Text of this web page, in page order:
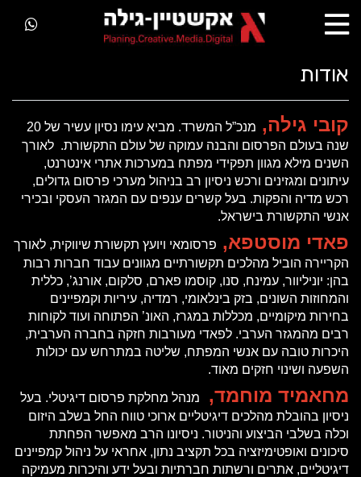
אודות
קובי גילה,
מנכ”ל המשרד. מביא עימו נסיון עשיר של 20
שנה בעולם הפרסום והבנה עמוקה של עולם התקשורת. לאורך
השנים מילא מגוון תפקידי מפתח במערכות אתרי אינטרנט,
עיתונים ומגזינים ורכש ניסיון רב בניהול מערכי פרסום גדולים,
רכש מדיה והפקות. בעל קשרים ענפים עם המגזר העסקי ובכירי
אנשי התקשורת בישראל.
פאדי מוסטפא, פרסומאי ויועץ תקשורת שיווקית, לאורך
הקריירה הוביל מהלכים תקשורתיים מגוונים עבוד חברות רבות
בהן: יוניליוור, עמינח, סנו, קוסמו פארם, סלקום, אורנג’, כללית
והמחוזות השונים, בזק בינלאומי, רמדיה, עיריות וקמפיינים
בחירות מיקומיים, מכללות במגרז, האונ’ הפתוחה ועוד לקוחות
רבים מהמגזר הערבי. לפאדי מעורבות חזקה בחברה הערבית,
היכרות טובה עם אנשי המפתח, שליטה במתרחש עם יכולות
השפעה ושינוי חזקים מאוד.
מחאמיד מוחמד,
מנהל מחלקת פרסום דיגיטלי. בעל
ניסיון בהובלת מהלכים דיגיטליים ארוכי טווח החל בשלב היזום
וכלה בשלבי הביצוע והניטור. ניסיונו הרב מאפשר הפחתת
סיכונים ואופטימיזציה בכל תקציב נתון, אחראי על ניהול קמפיינים
דיגיטליים, אתרים ורשתות חברתיות ובעל ידע והיכרות מעמיקה